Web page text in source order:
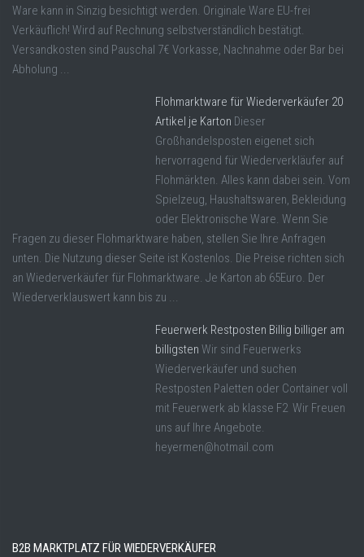
Ware kann in Sinzig besichtigt werden. Originale Ware EU-frei
Verkäuflich! Wird auf Rechnung selbstverständlich bestätigt.
Versandkosten sind Pauschal 7€ Vorkasse, Nachnahme oder Bar bei
Abholung ...
Flohmarktware für Wiederverkäufer 20
Artikel je Karton Dieser
Großhandelsposten eigenet sich
hervorragend für Wiederverkläufer auf
Flohmärkten. Alles kann dabei sein. Vom
Spielzeug, Haushaltswaren, Bekleidung
oder Elektronische Ware. Wenn Sie
Fragen zu dieser Flohmarktware haben, stellen Sie Ihre Anfragen
unten. Die Nutzung dieser Seite ist Kostenlos. Die Preise richten sich
an Wiederverkäufer für Flohmarktware. Je Karton ab 65Euro. Der
Wiederverklauswert kann bis zu ...
Feuerwerk Restposten Billig billiger am
billigsten Wir sind Feuerwerks
Wiederverkäufer und suchen
Restposten Paletten oder Container voll
mit Feuerwerk ab klasse F2 Wir Freuen
uns auf Ihre Angebote.
heyermen@hotmail.com
B2B MARKTPLATZ FÜR WIEDERVERKÄUFER